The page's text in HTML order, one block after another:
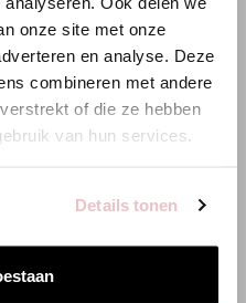
onze site met onze
en analyse. Deze
combineren met andere
of die ze hebben
van hun services.
Details tonen
anderen Land aus
wechseln